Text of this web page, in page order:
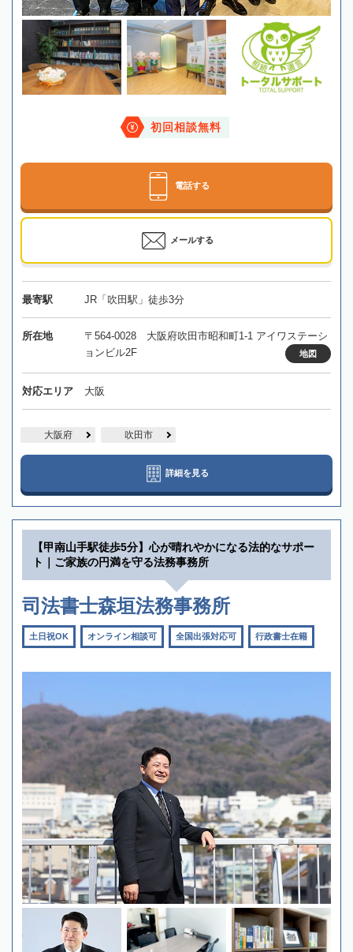
初回相談無料
電話する
メールする
最寄駅 JR「吹田駅」徒歩3分
所在地
〒564-0028 大阪府吹田市昭和町1-1 アイワステーシ
ョンビル2F
地図
対応エリア 大阪
大阪府 吹田市
詳細を見る
【甲南山手駅徒歩5分】心が晴れやかになる法的なサポー
ト｜ご家族の円満を守る法務事務所
司法書士森垣法務事務所
土日祝OK オンライン相談可 全国出張対応可 行政書士在籍